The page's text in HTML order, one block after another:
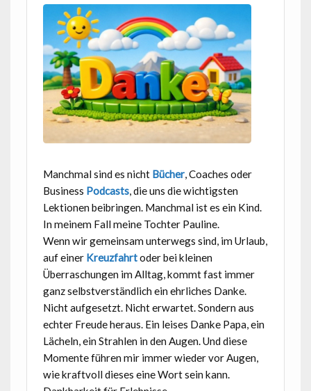
Manchmal sind es nicht Bücher, Coaches oder
Business Podcasts, die uns die wichtigsten
Lektionen beibringen. Manchmal ist es ein Kind.
In meinem Fall meine Tochter Pauline.
Wenn wir gemeinsam unterwegs sind, im Urlaub,
auf einer Kreuzfahrtoder bei kleinen
Überraschungen im Alltag, kommt fast immer
ganz selbstverständlich ein ehrliches Danke.
Nicht aufgesetzt. Nicht erwartet. Sondern aus
echter Freude heraus. Ein leises Danke Papa, ein
Lächeln, ein Strahlen in den Augen. Und diese
Momente führen mir immer wieder vor Augen,
wie kraftvoll dieses eine Wort sein kann.